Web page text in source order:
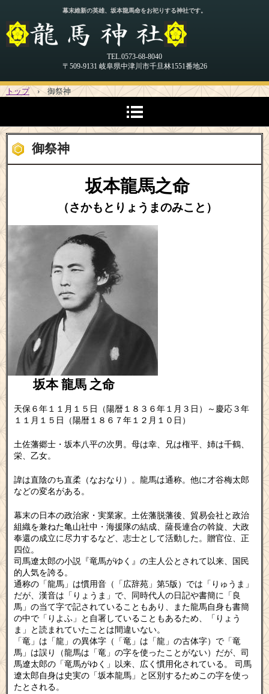
幕末維新の英雄、坂本龍馬命をお祀りする神社です。
TEL.0573-68-8040
〒509-9131 岐阜県中津川市千旦林1551番地26
トップ › 御祭神
御祭神
坂本龍馬之命
（さかもとりょうまのみこと）
坂本 龍馬 之命
天保６年１１月１５日（陽暦１８３６年１月３日）～慶応３年
１１月１５日（陽暦１８６７年１２月１０日）
土佐藩郷士・坂本八平の次男。母は幸、兄は権平、姉は千鶴、
栄、乙女。
諱は直陰のち直柔（なおなり）。龍馬は通称。他に才谷梅太郎
などの変名がある。
幕末の日本の政治家・実業家。土佐藩脱藩後、貿易会社と政治
組織を兼ねた亀山社中・海援隊の結成、薩長連合の斡旋、大政
奉還の成立に尽力するなど、志士として活動した。贈官位、正
四位。
司馬遼太郎の小説『竜馬がゆく』の主人公とされて以来、国民
的人気を誇る。
通称の「龍馬」は慣用音（「広辞苑」第5版）では「りゅうま」
だが、漢音は「りょうま」で、同時代人の日記や書簡に「良
馬」の当て字で記されていることもあり、また龍馬自身も書簡
の中で「りよふ」と自署していることもあるため、「りょう
ま」と読まれていたことは間違いない。
「竜」は「龍」の異体字（「竜」は「龍」の古体字）で「竜
馬」は誤り（龍馬は「竜」の字を使ったことがない）だが、司
馬遼太郎の「竜馬がゆく」以来、広く慣用化されている。 司馬
遼太郎自身は史実の「坂本龍馬」と区別するためこの字を使っ
たとされる。